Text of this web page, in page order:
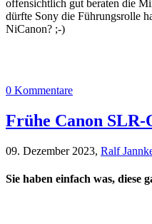
offensichtlich gut beraten die
dürfte Sony die Führungsrolle
NiCanon? ;-)
0 Kommentare
Frühe Canon
09. Dezember 2023, Ralf
Sie haben einfach was, diese